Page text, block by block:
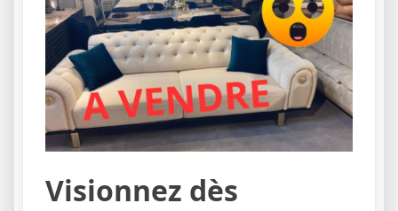
Visionnez dès